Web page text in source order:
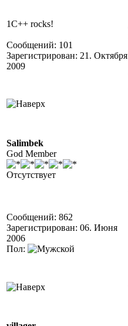
1C++ rocks!
Сообщений: 101
Зарегистрирован: 21. Октября
2009
Salimbek
God Member
Отсутствует
Сообщений: 862
Зарегистрирован: 06. Июня
2006
Пол: